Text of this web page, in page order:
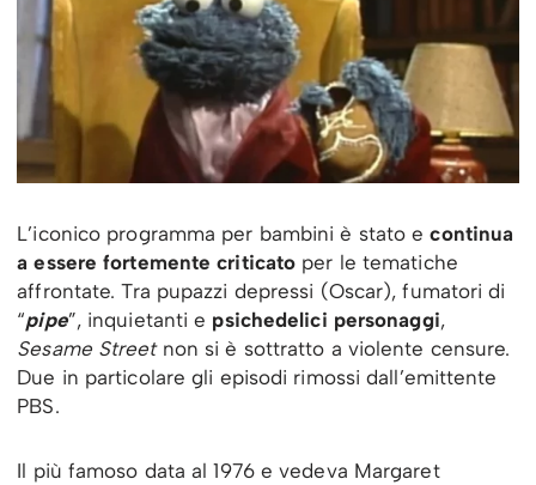
L’iconico programma per bambini è stato econtinua
a essere fortemente criticato per le tematiche
affrontate. Tra pupazzi depressi (Oscar), fumatori di
“pipe”, inquietanti e psichedelici personaggi,
Sesame Streetnon si è sottratto a violente censure.
Due in particolare gli episodi rimossi dall’emittente
PBS.
Il più famoso data al 1976 e vedeva Margaret